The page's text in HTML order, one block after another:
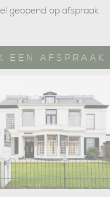
geopend op afspraak.
EEN AFSPRAAK